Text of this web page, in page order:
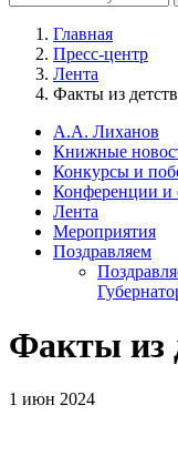
Главная
Пресс-центр
Лента
Факты из
А.А. Лиханов
Книжные
Конкурсы и
Конференции и
Лента
Мероприятия
Поздравляем
Факты из
1 июн 2024